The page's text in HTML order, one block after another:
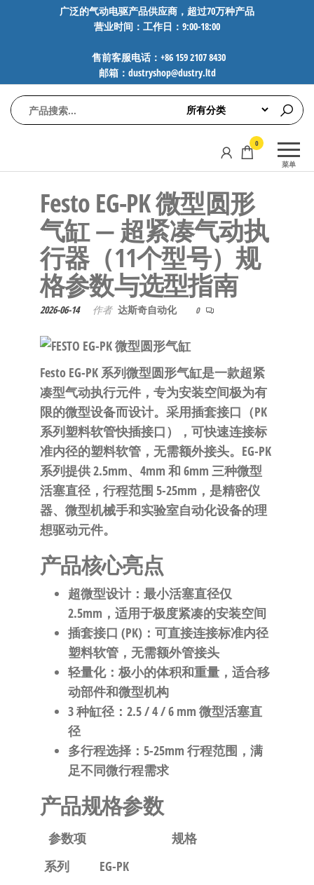
广泛的气动电驱产品供应商，超过70万种产品
营业时间：工作日：9:00-18:00
售前客服电话：+86 159 2107 8430
邮箱：dustryshop@dustry.ltd
动
FESTO、
AVENTICS等
品牌气动
过88万种
工业自动
化零部
件，正品
保障，全
菜单
0
Festo EG-PK 微型圆形
气缸 — 超紧凑气动执
行器（11个型号）规
格参数与选型指南
2026-06-14 作者 达斯奇自动化 0
Festo EG-PK 系列微型圆形气缸是一款超紧
凑型气动执行元件，专为安装空间极为有
限的微型设备而设计。采用插套接口（PK
系列塑料软管快插接口），可快速连接标
准内径的塑料软管，无需额外接头。EG-PK
系列提供 2.5mm、4mm 和 6mm 三种微型
活塞直径，行程范围 5-25mm，是精密仪
器、微型机械手和实验室自动化设备的理
想驱动元件。
产品核心亮点
超微型设计：最小活塞直径仅
2.5mm，适用于极度紧凑的安装空间
插套接口 (PK)：可直接连接标准内径
塑料软管，无需额外管接头
轻量化：极小的体积和重量，适合移
动部件和微型机构
3 种缸径：2.5 / 4 / 6 mm 微型活塞直
径
多行程选择：5-25mm 行程范围，满
足不同微行程需求
产品规格参数
参数项
规格
系列
EG-PK